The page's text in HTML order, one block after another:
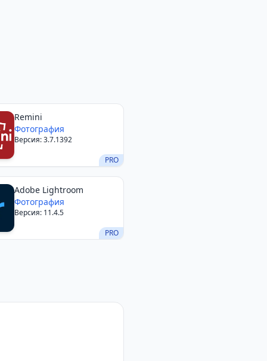
PRO
Remini
Фотография
Версия: 3.7.1392
PRO
Adobe Lightroom
Фотография
Версия: 11.4.5